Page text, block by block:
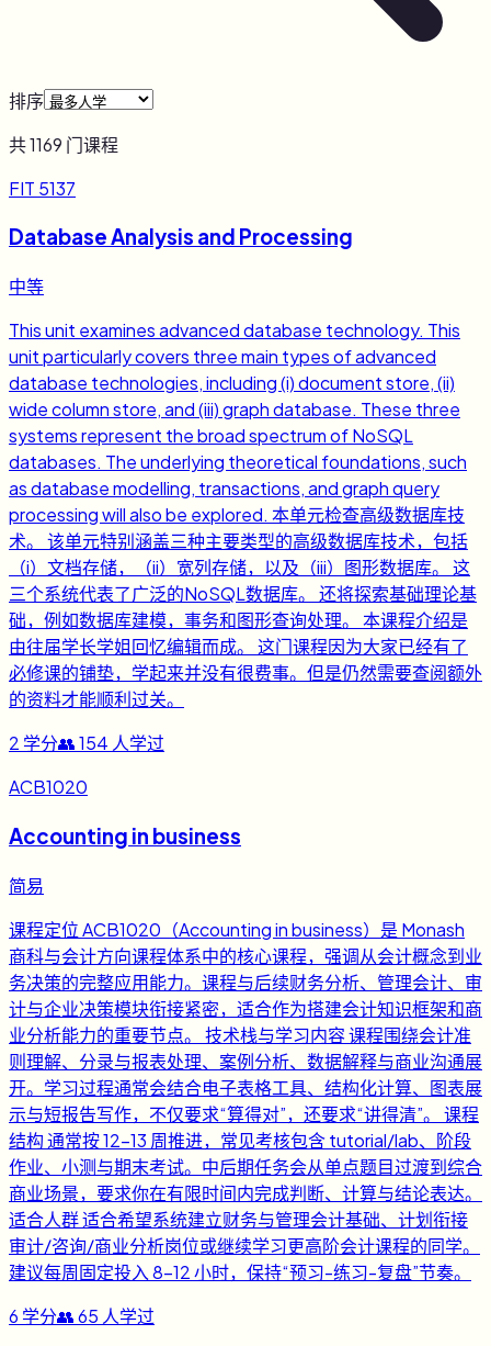
排序
共1169 门课程
FIT 5137
Database Analysis and Processing
中等
This unit examines advanced database technology. This
unit particularly covers three main types of advanced
database technologies, including (i) document store, (ii)
wide column store, and (iii) graph database. These three
systems represent the broad spectrum of NoSQL
databases. The underlying theoretical foundations, such
as database modelling, transactions, and graph query
processing will also be explored. 本单元检查高级数据库技
术。 该单元特别涵盖三种主要类型的高级数据库技术，包括
（i）文档存储，（ii）宽列存储，以及（iii）图形数据库。 这
三个系统代表了广泛的NoSQL数据库。 还将探索基础理论基
础，例如数据库建模，事务和图形查询处理。 本课程介绍是
由往届学长学姐回忆编辑而成。 这门课程因为大家已经有了
必修课的铺垫，学起来并没有很费事。但是仍然需要查阅额外
的资料才能顺利过关。
2 学分👥154 人学过
ACB1020
Accounting in business
简易
课程定位 ACB1020（Accounting in business）是 Monash
商科与会计方向课程体系中的核心课程，强调从会计概念到业
务决策的完整应用能力。课程与后续财务分析、管理会计、审
计与企业决策模块衔接紧密，适合作为搭建会计知识框架和商
业分析能力的重要节点。 技术栈与学习内容 课程围绕会计准
则理解、分录与报表处理、案例分析、数据解释与商业沟通展
开。学习过程通常会结合电子表格工具、结构化计算、图表展
示与短报告写作，不仅要求“算得对”，还要求“讲得清”。 课程
结构 通常按 12-13 周推进，常见考核包含 tutorial/lab、阶段
作业、小测与期末考试。中后期任务会从单点题目过渡到综合
商业场景，要求你在有限时间内完成判断、计算与结论表达。
适合人群 适合希望系统建立财务与管理会计基础、计划衔接
审计/咨询/商业分析岗位或继续学习更高阶会计课程的同学。
建议每周固定投入 8-12 小时，保持“预习-练习-复盘”节奏。
6 学分👥65 人学过